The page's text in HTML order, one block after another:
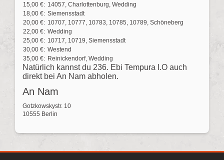
15,00 €: 14057, Charlottenburg, Wedding
18,00 €: Siemensstadt
20,00 €: 10707, 10777, 10783, 10785, 10789, Schöneberg
22,00 €: Wedding
25,00 €: 10717, 10719, Siemensstadt
30,00 €: Westend
35,00 €: Reinickendorf, Wedding
Natürlich kannst du 236. Ebi Tempura I.O auch
direkt bei An Nam abholen.
An Nam
Gotzkowskystr. 10
10555 Berlin